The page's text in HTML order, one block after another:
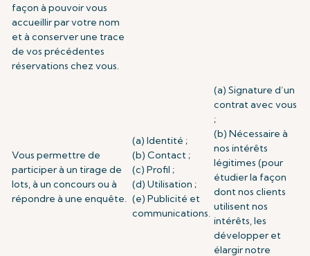
façon à pouvoir vous
accueillir par votre nom
et à conserver une trace
de vos précédentes
réservations chez vous.
Vous permettre de
participer à un tirage de
lots, à un concours ou à
répondre à une enquête.
(a) Identité ;
(b) Contact ;
(c) Profil ;
(d) Utilisation ;
(e) Publicité et
communications.
(a) Signature d’un
contrat avec vous
;
(b) Nécessaire à
nos intérêts
légitimes (pour
étudier la façon
dont nos clients
utilisent nos
intérêts, les
développer et
élargir notre